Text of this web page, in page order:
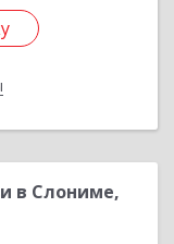
в Слониме,